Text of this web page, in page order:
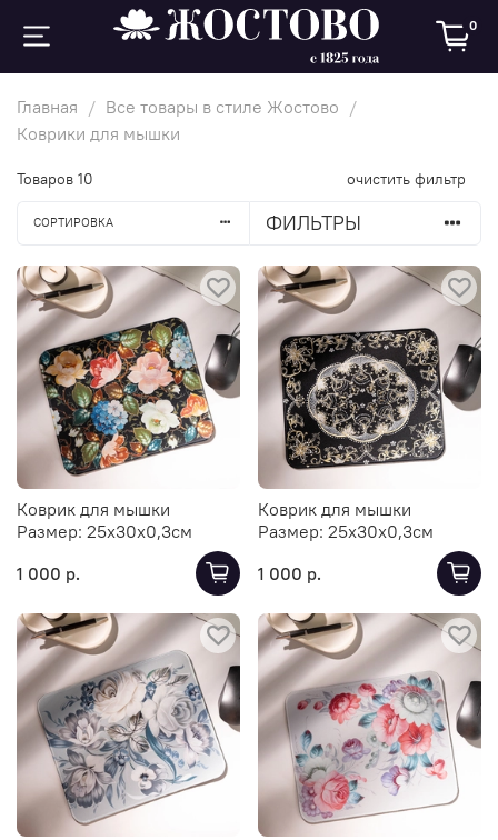
0
Главная
Все товары в стиле Жостово
Коврики для мышки
Товаров 10 очистить фильтр
СОРТИРОВКА ФИЛЬТРЫ
Коврик для мышки
Размер: 25х30х0,3см
1 000 р.
Коврик для мышки
Размер: 25х30х0,3см
1 000 р.